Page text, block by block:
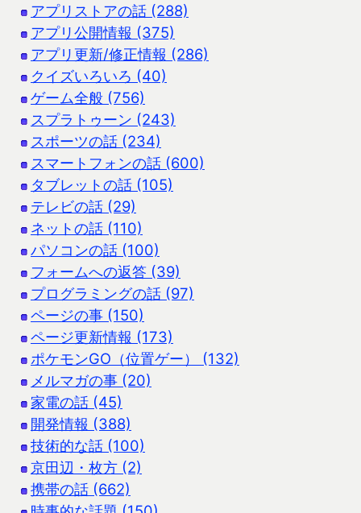
アプリストアの話 (288)
アプリ公開情報 (375)
アプリ更新/修正情報 (286)
クイズいろいろ (40)
ゲーム全般 (756)
スプラトゥーン (243)
スポーツの話 (234)
スマートフォンの話 (600)
タブレットの話 (105)
テレビの話 (29)
ネットの話 (110)
パソコンの話 (100)
フォームへの返答 (39)
プログラミングの話 (97)
ページの事 (150)
ページ更新情報 (173)
ポケモンGO（位置ゲー） (132)
メルマガの事 (20)
家電の話 (45)
開発情報 (388)
技術的な話 (100)
京田辺・枚方 (2)
携帯の話 (662)